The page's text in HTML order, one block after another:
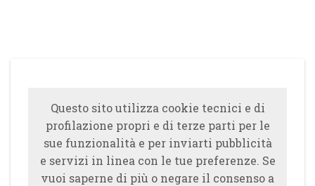
Questo sito utilizza cookie tecnici e di
profilazione propri e di terze parti per le
sue funzionalità e per inviarti pubblicità
e servizi in linea con le tue preferenze. Se
vuoi saperne di più o negare il consenso a